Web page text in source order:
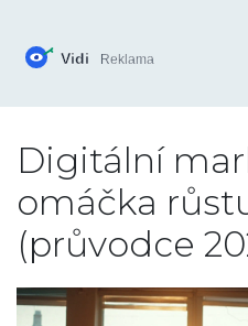
Digitální
omáčka
(průvodce